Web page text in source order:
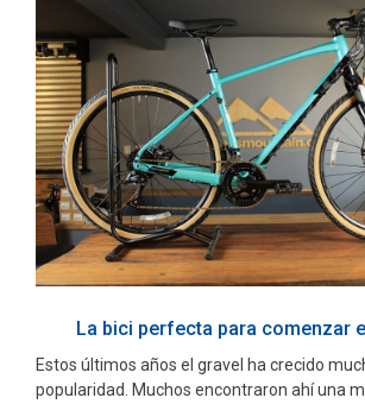
La bici perfecta para comenzar
Estos últimos años el gravel ha crecido
popularidad. Muchos encontraron ahí una